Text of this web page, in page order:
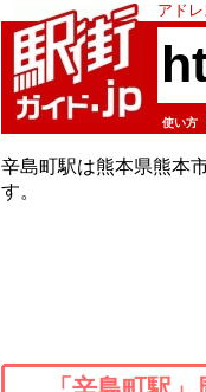
アド
使い方
辛島町駅は熊本県熊本
す。